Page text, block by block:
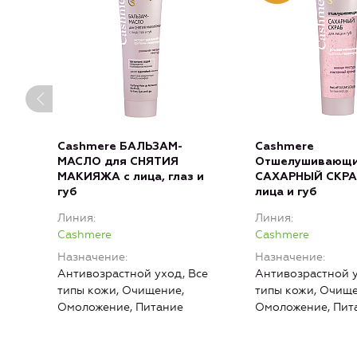
Cashmere БАЛЬЗАМ-
МАСЛО для СНЯТИЯ
МАКИЯЖА с лица, глаз и
губ
Линия
Cashmere
Назначение
Антивозрастной уход, Все
типы кожи, Очищение,
Омоложение, Питание
Cashmere
САХАРНЫЙ
лица и губ
Линия
Cashmere
Назначение
Антивозрастной
типы кожи,
Омоложение,